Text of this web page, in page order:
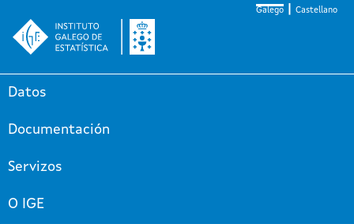
Galego Castellano
Datos
Documentación
Servizos
O IGE